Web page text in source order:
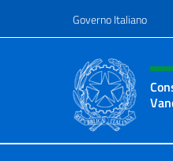
Governo Italiano
Intestazione